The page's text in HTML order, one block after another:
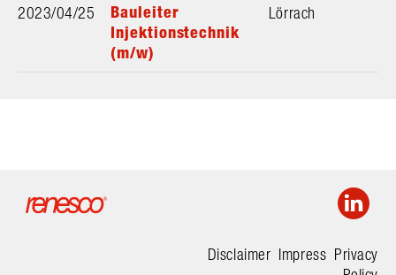
2023/04/25
Bauleiter
Injektionstechnik
(m/w)
Lörrach
Disclaimer Impress Privacy